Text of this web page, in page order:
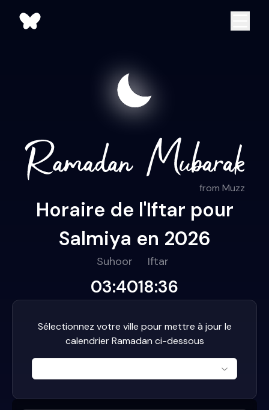
from Muzz
Horaire de l'Iftar pour
Salmiya en 2026
Suhoor
03:40
Iftar
18:36
Sélectionnez votre ville pour mettre à jour le
calendrier Ramadan ci-dessous